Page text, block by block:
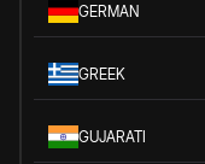
GERMAN
GREEK
GUJARATI